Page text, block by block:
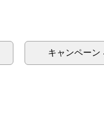
キャンペーン